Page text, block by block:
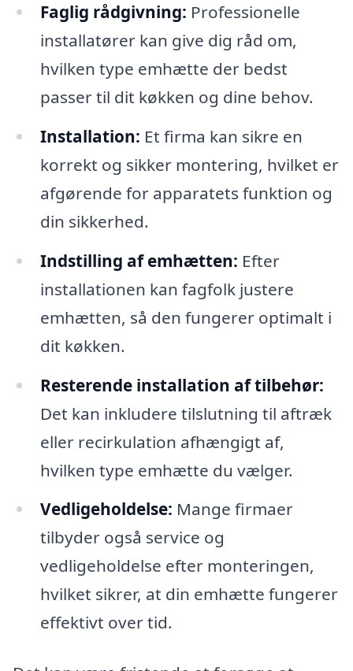
Faglig rådgivning: Professionelle
installatører kan give dig råd om,
hvilken type emhætte der bedst
passer til dit køkken og dine behov.
Installation: Et firma kan sikre en
korrekt og sikker montering, hvilket er
afgørende for apparatets funktion og
din sikkerhed.
Indstilling af emhætten: Efter
installationen kan fagfolk justere
emhætten, så den fungerer optimalt i
dit køkken.
Resterende installation af tilbehør:
Det kan inkludere tilslutning til aftræk
eller recirkulation afhængigt af,
hvilken type emhætte du vælger.
Vedligeholdelse: Mange firmaer
tilbyder også service og
vedligeholdelse efter monteringen,
hvilket sikrer, at din emhætte fungerer
effektivt over tid.